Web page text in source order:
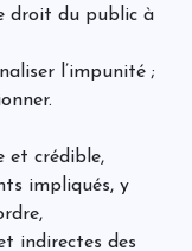
droit du public à
l’impunité ;
et crédible,
impliqués, y
indirectes des